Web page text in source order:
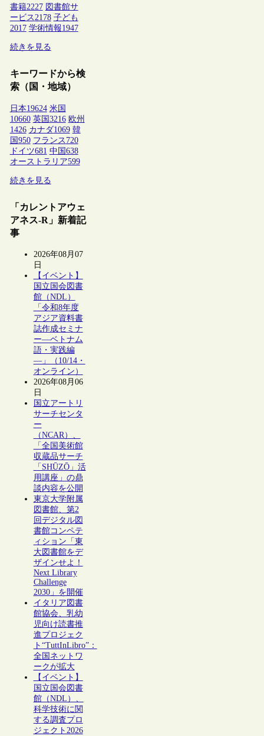
書籍2227 図書館サ
ービス2178 子ども
2017 学術情報1947
続きを見る
キーワードから検
索（国・地域）
日本19624 米国
10660 英国 3216 欧州
1426 カナダ1069 韓
国 950 フランス 720
ドイツ681 中国 638
オーストラリア599
続きを見る
「カレントアウェ
アネス-R」新着記
事
2026年08月07
日
【イベント】
国立国会図書
館（NDL）
「令和8年度
アジア資料書
誌作成セミナ
ー―ベトナム
語・実践編
―」（10/14・
オンライン）
2026年08月06
日
国立アートリ
サーチセンタ
ー
（NCAR）、
「全国美術館
収蔵品サーチ
「SHŪZŌ」活
用講座」の鼎
談内容を公開
東京大学附属
図書館、第2
回デジタル図
書館コンペテ
ィション「東
大図書館をデ
ザインせよ！
Next Library
Challenge
2030」を開催
イタリア図書
館協会、乳幼
児向け読書推
進プロジェク
ト“TuttInLibro”：
全国ネットワ
ークが拡大
【イベント】
国立国会図書
館（NDL）、
科学技術に関
する調査プロ
ジェクト2026